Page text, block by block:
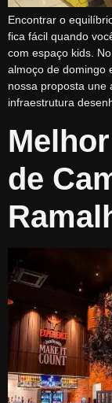
Encontrar o
fica fácil quando
com espaço kids.
almoço de domingo
nossa proposta une
infraestrutura
de